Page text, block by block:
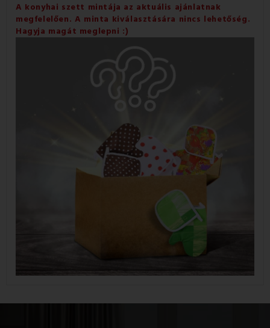
A konyhai szett mintája az aktuális ajánlatnak
megfelelően. A minta kiválasztására nincs lehetőség.
Hagyja magát meglepni :)